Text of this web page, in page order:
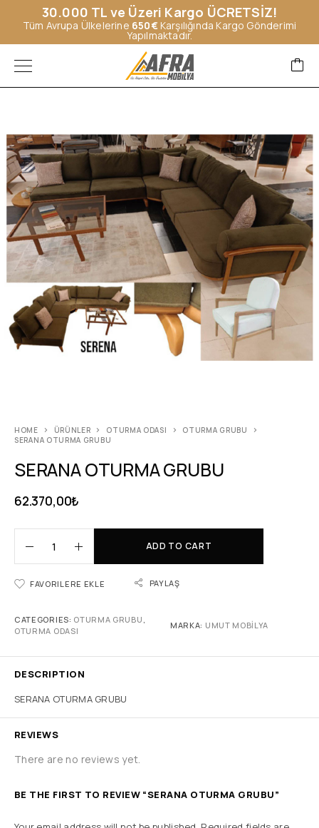
30.000 TL ve Üzeri Kargo ÜCRETSİZ!
Tüm Avrupa Ülkelerine 650€Karşılığında Kargo Gönderimi
Yapılmaktadır.
HOME ÜRÜNLER OTURMA ODASI
OTURMA GRUBU
SERANA OTURMA GRUBU
SERANA OTURMA GRUBU
62.370,00₺
ADD TO CART
FAVORILERE EKLE PAYLAŞ
CATEGORIES: OTURMA GRUBU ,
OTURMA ODASI
MARKA: UMUT MOBİLYA
DESCRIPTION
SERANA OTURMA GRUBU
REVIEWS
There are no reviews yet.
BE THE FIRST TO REVIEW “SERANA OTURMA GRUBU”